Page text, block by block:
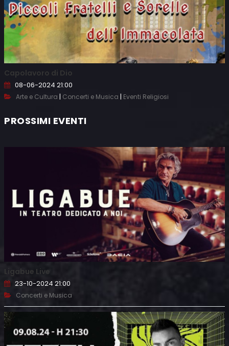
Capolavoro di Dio
08-06-2024 21:00
Arte e Cultura | Concerti e Musica | Eventi Religiosi
PROSSIMI EVENTI
Ligabue Live
23-10-2024 21:00
Concerti e Musica